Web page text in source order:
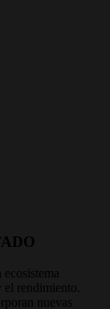
rendimiento.
nuevas